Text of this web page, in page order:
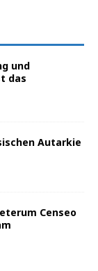
und
das
Autarkie
Censeo